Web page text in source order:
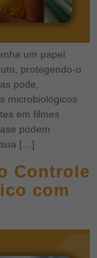
um papel
protegendo-o
pode,
microbiológicos
em filmes
podem
sua […]
Controle
com